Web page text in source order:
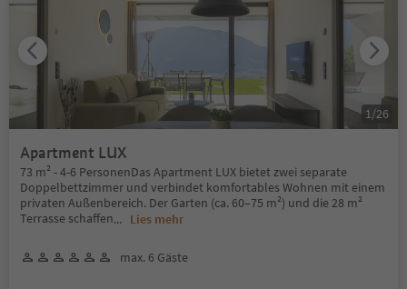
Apartment LUX
73 m² - 4-6 PersonenDas Apartment LUX bietet zwei separate
Doppelbettzimmer und verbindet komfortables Wohnen mit einem
privaten Außenbereich. Der Garten (ca. 60–75 m²) und die 28 m²
Terrasse schaffen... Lies mehr
max. 6 Gäste
1 /26